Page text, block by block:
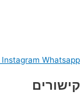
Instagram Whatsapp
קישורים